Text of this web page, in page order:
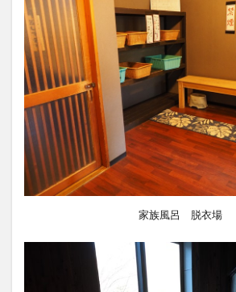
家族風呂 脱衣場